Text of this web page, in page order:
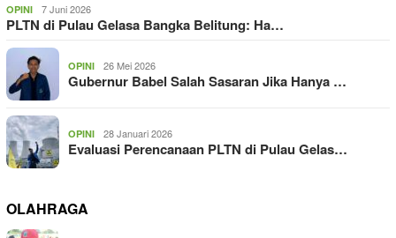
OPINI 7 Juni 2026
PLTN di Pulau Gelasa Bangka Belitung: Ha…
OPINI 26 Mei 2026
Gubernur Babel Salah Sasaran Jika Hanya …
OPINI 28 Januari 2026
Evaluasi Perencanaan PLTN di Pulau Gelas…
OLAHRAGA